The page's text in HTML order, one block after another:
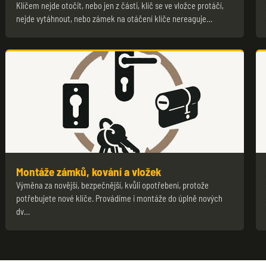
Klíčem nejde otočit, nebo jen z části, klíč se ve vložce protáčí,
nejde vytáhnout, nebo zámek na otáčení klíče nereaguje…
Montáže zámků, kování a vložek
Výměna za novější, bezpečnější, kvůli opotřebení, protože
potřebujete nové klíče. Provádíme i montáže do úplně nových
dv…